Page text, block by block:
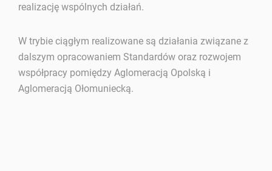
realizację wspólnych działań.
W trybie ciągłym realizowane są działania związane z
dalszym opracowaniem Standardów oraz rozwojem
współpracy pomiędzy Aglomeracją Opolską i
Aglomeracją Ołomuniecką.